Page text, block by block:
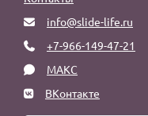
info@slide-life.ru
+7-966-149-47-21
МАКС
ВКонтакте